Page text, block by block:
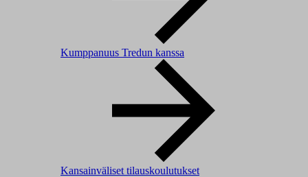
Kumppanuus Tredun kanssa
Kansainväliset tilauskoulutukset